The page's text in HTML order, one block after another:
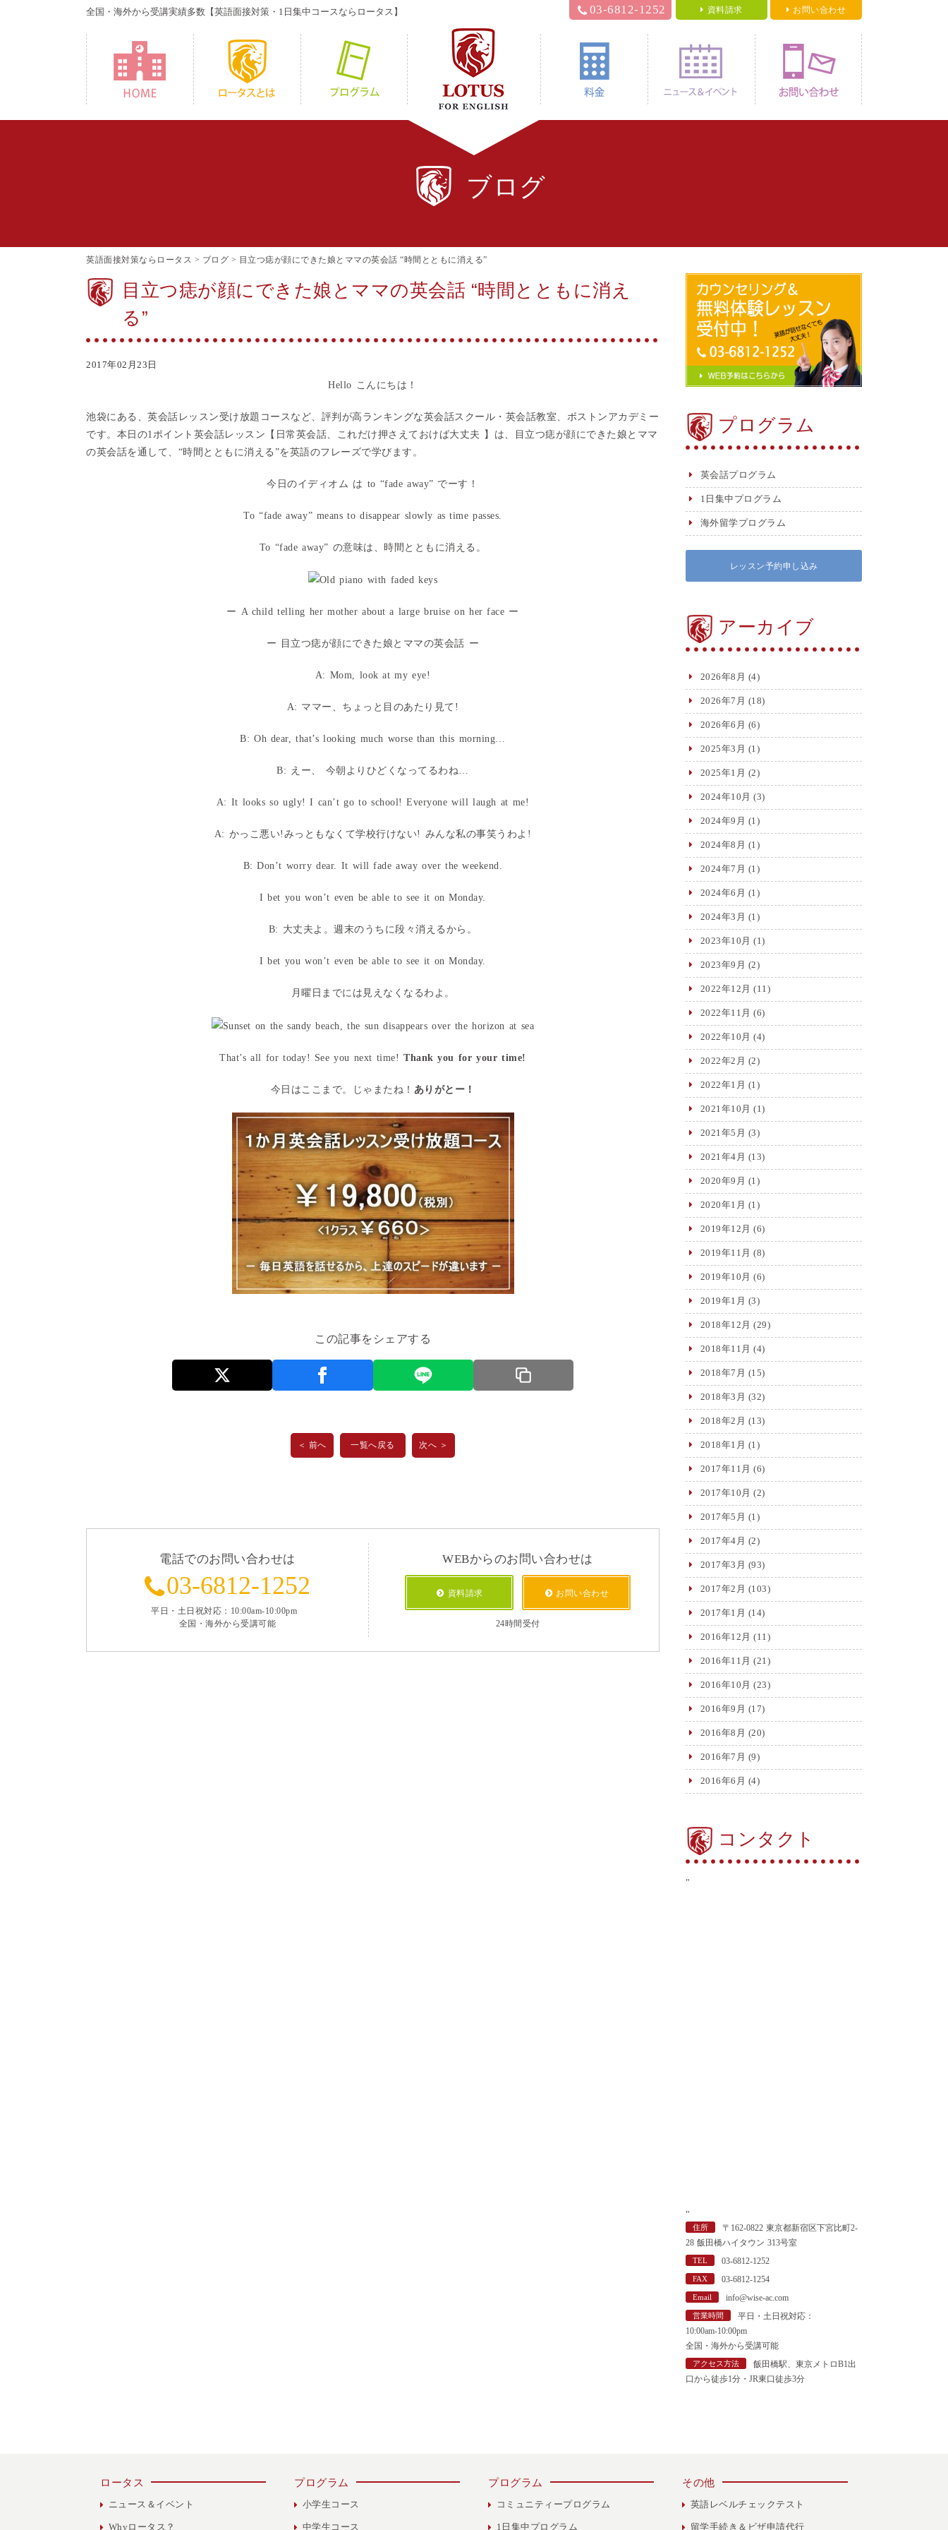
全国・海外から受講実績多数 【英語面接対策・1日集中コースならロータス】 03-6812-1252 資料請求 お問い合わせ
HOME Whyロータス？ プログラム 料金 ニュース＆イベント お問い合わせ
ブログ
英語面接対策ならロータス > ブログ > 目立つ痣が顔にできた娘とママの英会話 “時間とともに消える”
目立つ痣が顔にできた娘とママの英会話 “時間とともに消え
る”
2017年02月23日
Hello こんにちは！
池袋にある、英会話レッスン受け放題コースなど、評判が高ランキングな英会話スクール・英会話教室、ボストンアカデミー
です。本日の1ポイント英会話レッスン【日常英会話、これだけ押さえておけば大丈夫 】は、目立つ痣が顔にできた娘とママ
の英会話を通して、“時間とともに消える”を英語のフレーズで学びます。
今日のイディオム は to “fade away” でーす！
To “fade away” means to disappear slowly as time passes.
To “fade away” の意味は、時間とともに消える。
ー A child telling her mother about a large bruise on her face ー
ー 目立つ痣が顔にできた娘とママの英会話 ー
A: Mom, look at my eye!
A: ママー、ちょっと目のあたり見て!
B: Oh dear, that’s looking much worse than this morning…
B: えー、 今朝よりひどくなってるわね…
A: It looks so ugly! I can’t go to school! Everyone will laugh at me!
A: かっこ悪い!みっともなくて学校行けない! みんな私の事笑うわよ!
B: Don’t worry dear. It will fade away over the weekend.
I bet you won’t even be able to see it on Monday.
B: 大丈夫よ。週末のうちに段々消えるから。
I bet you won’t even be able to see it on Monday.
月曜日までには見えなくなるわよ。
That’s all for today! See you next time!Thank you for your time!
今日はここまで。じゃまたね！ ありがとー！
この記事をシェアする
＜ 前へ 一覧へ戻る 次へ ＞
電話でのお問い合わせは
03-6812-1252
平日・土日祝対応：10:00am-10:00pm
全国・海外から受講可能
WEBからのお問い合わせは
資料請求 お問い合わせ
24時間受付
プログラム
英会話プログラム
1日集中プログラム
海外留学プログラム
レッスン予約申し込み
アーカイブ
2026年8月 (4)
2026年7月 (18)
2026年6月 (6)
2025年3月 (1)
2025年1月 (2)
2024年10月 (3)
2024年9月 (1)
2024年8月 (1)
2024年7月 (1)
2024年6月 (1)
2024年3月 (1)
2023年10月 (1)
2023年9月 (2)
2022年12月 (11)
2022年11月 (6)
2022年10月 (4)
2022年2月 (2)
2022年1月 (1)
2021年10月 (1)
2021年5月 (3)
2021年4月 (13)
2020年9月 (1)
2020年1月 (1)
2019年12月 (6)
2019年11月 (8)
2019年10月 (6)
2019年1月 (3)
2018年12月 (29)
2018年11月 (4)
2018年7月 (15)
2018年3月 (32)
2018年2月 (13)
2018年1月 (1)
2017年11月 (6)
2017年10月 (2)
2017年5月 (1)
2017年4月 (2)
2017年3月 (93)
2017年2月 (103)
2017年1月 (14)
2016年12月 (11)
2016年11月 (21)
2016年10月 (23)
2016年9月 (17)
2016年8月 (20)
2016年7月 (9)
2016年6月 (4)
コンタクト
"
"
住所
〒162-0822 東京都新宿区下宮比町2-
28 飯田橋ハイタウン 313号室
TEL 03-6812-1252
FAX 03-6812-1254
Email info@wise-ac.com
営業時間
平日・土日祝対応：
10:00am-10:00pm
全国・海外から受講可能
アクセス方法
飯田橋駅、東京メトロB1出
口から徒歩1分・JR東口徒歩3分
ロータス
ニュース＆イベント
Whyロータス？
プログラム
小学生コース
中学生コース
プログラム
コミュニティープログラム
1日集中プログラム
その他
英語レベルチェックテスト
留学手続き＆ビザ申請代行